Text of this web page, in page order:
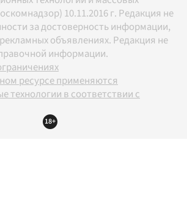
10.11.2016 г. Редакция не
за достоверность информации,
объявлениях. Редакция не
информации.
ресурсе применяются
технологии в соответствии с
18+